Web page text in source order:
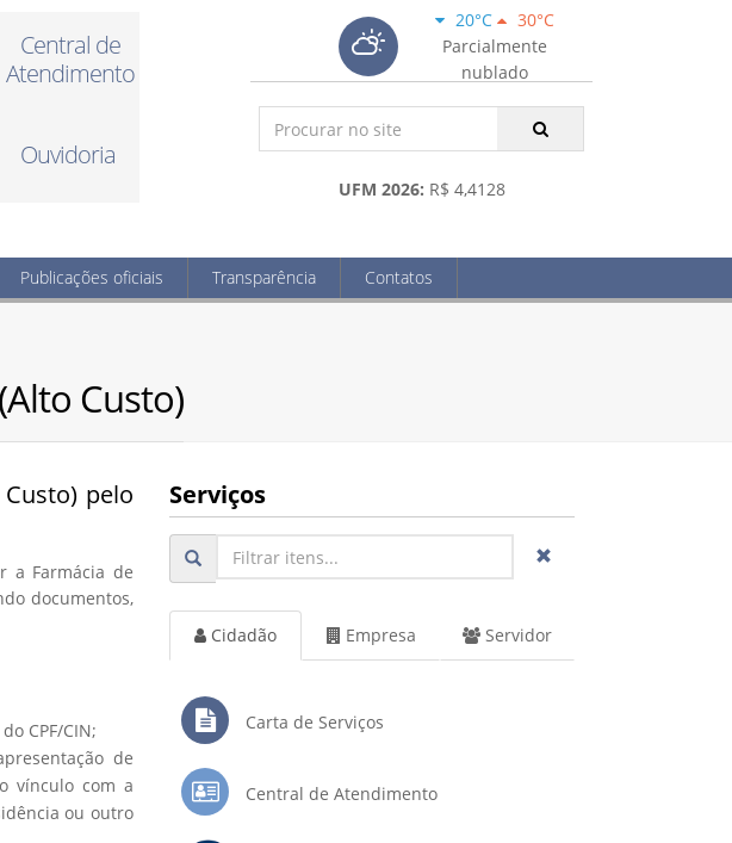
Central de
Atendimento
Ouvidoria
20°C
30°C
Parcialmente
nublado
UFM 2026: R$ 4,4128
Publicações oficiais Transparência Contatos
Custo)
pelo
a Farmácia de
documentos,
CPF/CIN;
de
vínculo com a
ou outro
Serviços
Cidadão Empresa Servidor
Carta de Serviços
Central de Atendimento